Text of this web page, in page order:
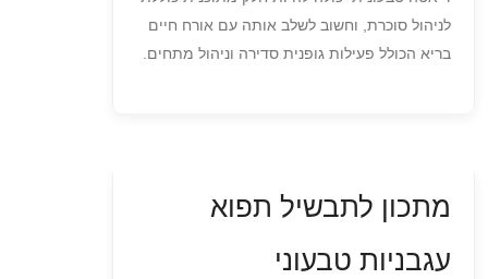
לניהול סוכרת, וחשוב לשלב אותה עם אורח חיים
בריא הכולל פעילות גופנית סדירה וניהול מתחים.
מתכון לתבשיל תפוא
עגבניות טבעוני